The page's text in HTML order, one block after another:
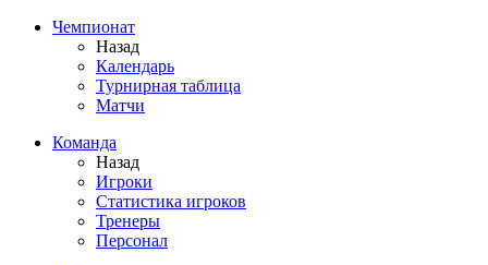
Чемпионат
Назад
Календарь
Турнирная таблица
Матчи
Команда
Назад
Игроки
Статистика игроков
Тренеры
Персонал